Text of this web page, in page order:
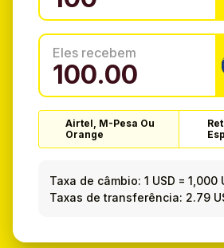
Eles recebem
Airtel, M-Pesa Ou
Orange
Taxa de câmbio: 1 USD =1,000
Taxas de transferência: 2.79